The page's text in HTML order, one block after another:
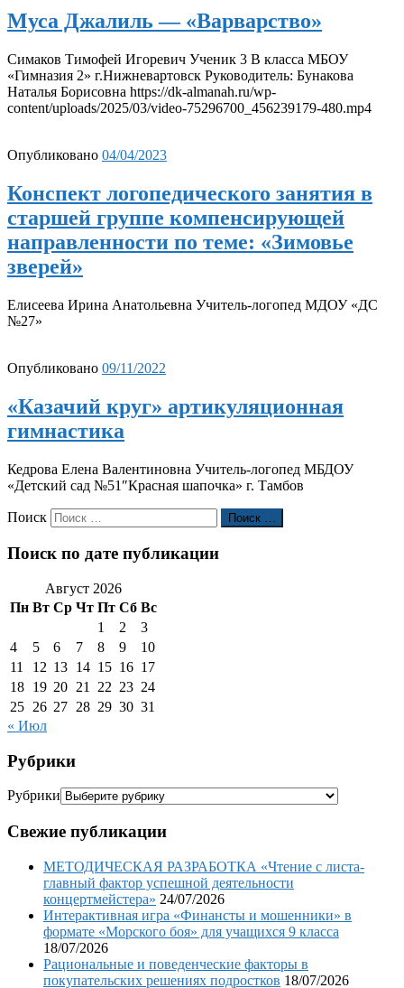
Муса Джалиль — «Варварство»
Симаков Тимофей Игоревич Ученик 3 В класса МБОУ
«Гимназия 2» г.Нижневартовск Руководитель: Бунакова
Наталья Борисовна https://dk-almanah.ru/wp-
content/uploads/2025/03/video-75296700_456239179-480.mp4
Опубликовано 04/04/2023
Конспект логопедического занятия в
старшей группе компенсирующей
направленности по теме: «Зимовье
зверей»
Елисеева Ирина Анатольевна Учитель-логопед МДОУ «ДС
№27»
Опубликовано 09/11/2022
«Казачий круг» артикуляционная
гимнастика
Кедрова Елена Валентиновна Учитель-логопед МБДОУ
«Детский сад №51″Красная шапочка» г. Тамбов
Поиск Поиск …
Поиск по дате публикации
Август 2026
Пн Вт Ср Чт Пт Сб Вс
1
2
3
4
5 6 7 8 9
10
11
12 13 14 15 16 17
18 19 20 21 22 23 24
25 26 27 28 29 30 31
« Июл
Рубрики
Рубрики
Свежие публикации
МЕТОДИЧЕСКАЯ РАЗРАБОТКА «Чтение с листа-
главный фактор успешной деятельности
концертмейстера» 24/07/2026
Интерактивная игра «Финансты и мошенники» в
формате «Морского боя» для учащихся 9 класса
18/07/2026
Рациональные и поведенческие факторы в
покупательских решениях подростков 18/07/2026